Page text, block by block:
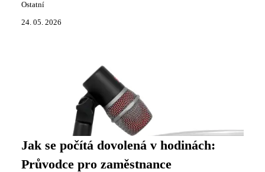
Ostatní
24. 05. 2026
Jak se počítá dovolená v hodinách:
Průvodce pro zaměstnance